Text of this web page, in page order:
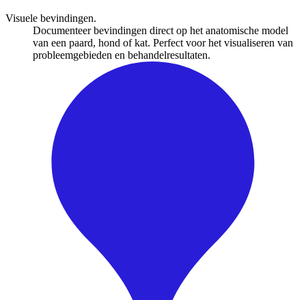
Visuele bevindingen.
Documenteer bevindingen direct op het anatomische model
van een paard, hond of kat. Perfect voor het visualiseren van
probleemgebieden en behandelresultaten.